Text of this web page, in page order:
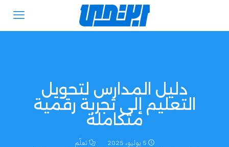
دليل المدارس لتحويل
التعليم إلى تجربة رقمية
متكاملة
5 يوليو، 2025
تعلّم